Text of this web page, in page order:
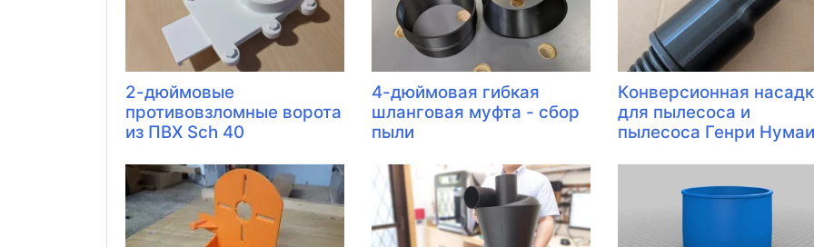
2-дюймовые
противовзломные ворота
из ПВХ Sch 40
4-дюймовая гибкая
шланговая муфта - сбор
пыли
Конверсионная
для пылесоса и
пылесоса Генри